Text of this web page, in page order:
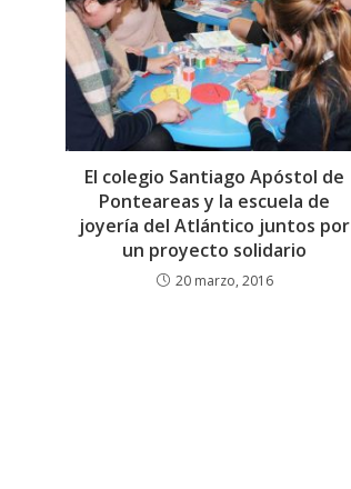
El colegio Santiago Apóstol de
Ponteareas y la escuela de
joyería del Atlántico juntos por
un proyecto solidario
20 marzo, 2016